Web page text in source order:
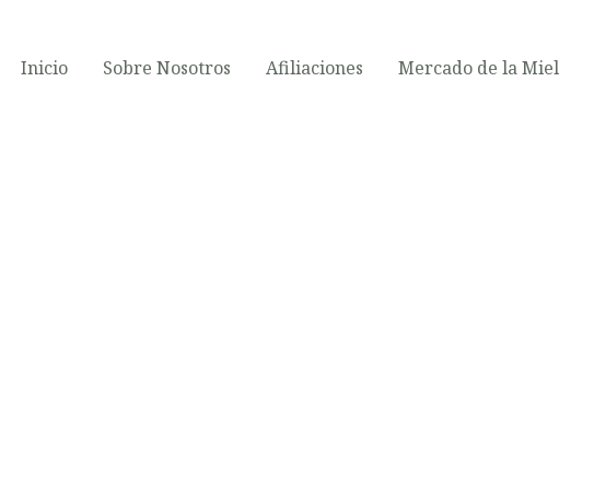
Inicio Sobre Nosotros Afiliaciones Mercado de la Miel